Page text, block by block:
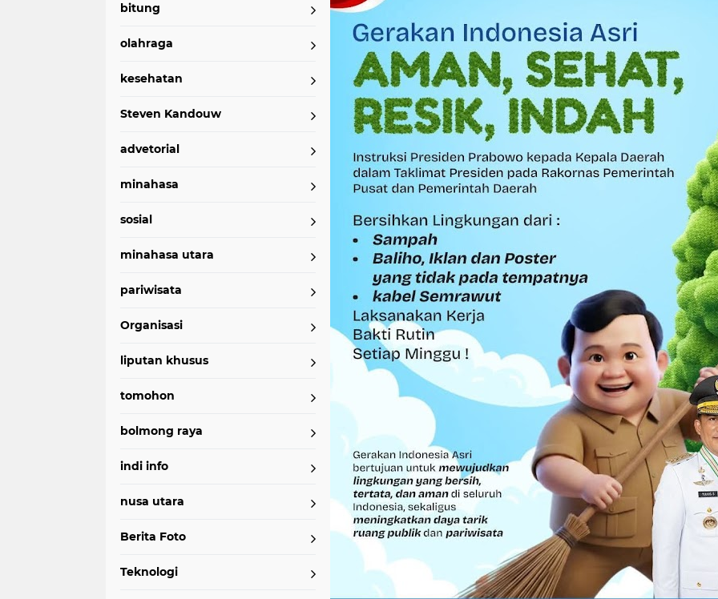
bitung
olahraga
kesehatan
Steven Kandouw
advetorial
minahasa
sosial
minahasa utara
pariwisata
Organisasi
liputan khusus
tomohon
bolmong raya
indi info
nusa utara
Berita Foto
Teknologi